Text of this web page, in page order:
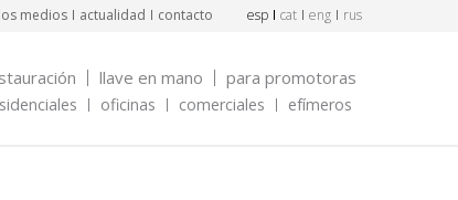
medios actualidad contacto esp cat eng rus
oficinas comerciales efímeros
llave en mano para promotoras